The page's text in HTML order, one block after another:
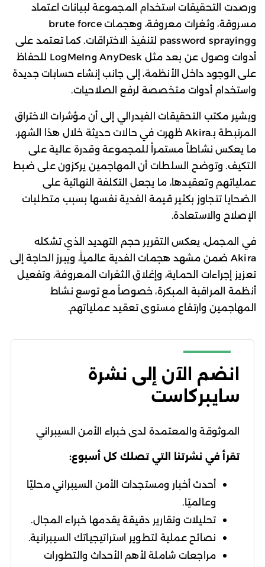
ورصدت التحقيقات استخدام المجموعة لبيانات اعتماد
مسروقة، وثغرات معروفة، وهجمات brute force
وpassword spraying لتنفيذ الاختراقات. كما تعتمد على
أدوات وصول عن بعد مثل AnyDesk وLogMeIn للحفاظ
على الوجود داخل الأنظمة، إلى جانب إنشاء حسابات جديدة
واستخدام أدوات متخصصة لرفع الصلاحيات.
ويشير مكتب التحقيقات الفيدرالي إلى أن مؤشرات الاختراق
المرتبطة بـAkira ظهرت في حالات حديثة خلال هذا الشهر،
ما يعكس نشاطاً مستمراً للمجموعة وقدرة عالية على
التكيف. وتوضح السلطات أن المهاجمين يركزون على ضبط
عملياتهم وتعقيدها، ما يجعل التكلفة النهائية على
الضحايا تتجاوز بكثير قيمة الفدية نفسها بسبب متطلبات
الإصلاح والاستعادة.
في المجمل، يعكس التقرير حجم التهديد الذي تشكله
Akira ضمن مشهد هجمات الفدية عالمياً، ويبرز الحاجة إلى
تعزيز إجراءات الحماية، وإغلاق الثغرات المعروفة، وتفعيل
أنظمة المراقبة المبكرة، خصوصاً مع توسع نشاط
المهاجمين وارتفاع مستوى تعقيد عملياتهم.
انضم الآن إلى نشرة
سايبركاست
الموثوقة والمعتمدة لدى خبراء الأمن السيبراني
تقرأ في نشرتنا التي تصلك كل أسبوع:
أحدث أخبار ومستجدات الأمن السيبراني محليًا
وعالميًا.
تحليلات وتقارير دقيقة يقدمها خبراء المجال.
نصائح عملية لتطوير استراتيجياتك السيبرانية.
مراجعات شاملة لأهم الأحداث والتطورات